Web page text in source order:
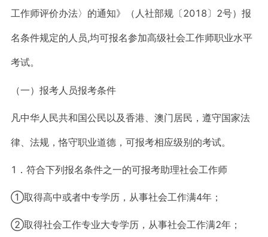
工作师评价办法〉的通知》（人社部规〔2018〕2号）报
名条件规定的人员,均可报名参加高级社会工作师职业水平
考试。
（一）报考人员报考条件
凡中华人民共和国公民以及香港、澳门居民，遵守国家法
律、法规，恪守职业道德，可报考相应级别的考试。
1．符合下列报名条件之一的可报考助理社会工作师
①取得高中或者中专学历，从事社会工作满4年；
②取得社会工作专业大专学历，从事社会工作满2年；